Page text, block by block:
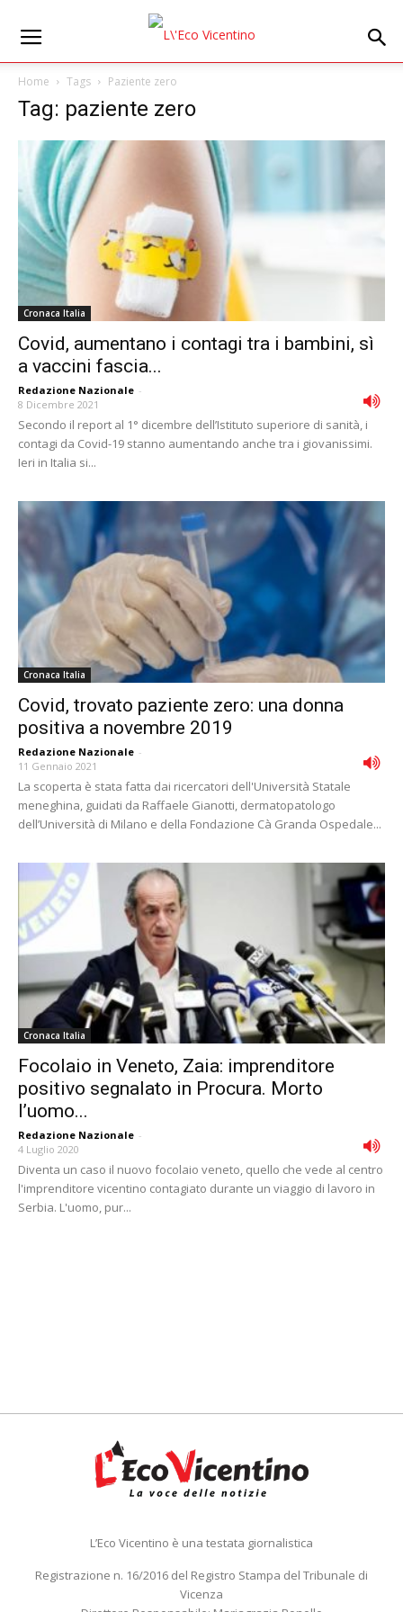
Home Tags Paziente zero
Tag: paziente zero
Cronaca Italia
Covid, aumentano i contagi tra i bambini, sì
a vaccini fascia...
Redazione Nazionale -
8 Dicembre 2021
Secondo il report al 1° dicembre dell’Istituto superiore di sanità, i
contagi da Covid-19 stanno aumentando anche tra i giovanissimi.
Ieri in Italia si...
Cronaca Italia
Covid, trovato paziente zero: una donna
positiva a novembre 2019
Redazione Nazionale -
11 Gennaio 2021
La scoperta è stata fatta dai ricercatori dell'Università Statale
meneghina, guidati da Raffaele Gianotti, dermatopatologo
dell’Università di Milano e della Fondazione Cà Granda Ospedale...
Cronaca Italia
Focolaio in Veneto, Zaia: imprenditore
positivo segnalato in Procura. Morto
l’uomo...
Redazione Nazionale -
4 Luglio 2020
Diventa un caso il nuovo focolaio veneto, quello che vede al centro
l'imprenditore vicentino contagiato durante un viaggio di lavoro in
Serbia. L'uomo, pur...
L’Eco Vicentino è una testata giornalistica
Registrazione n. 16/2016 del Registro Stampa del Tribunale di
Vicenza